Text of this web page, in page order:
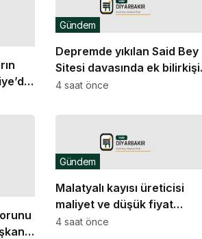
ve
Depremde yıkılan Said Bey
Sitesi davasında ek bilirkişi
raporu: Dava dışı 6 kişinin
edildi
Gündem
4 saat önce
Malatyalı kayısı üreticisi
maliyet ve düşük fiyat
kıskacında: “Kayısının sahibi
Gündem
4 saat önce